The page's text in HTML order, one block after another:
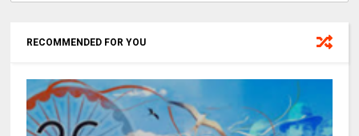
RECOMMENDED FOR YOU